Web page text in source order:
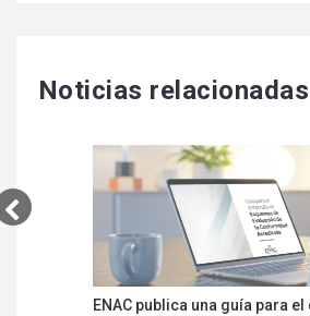
Noticias relacionadas
ENAC publica una guía para